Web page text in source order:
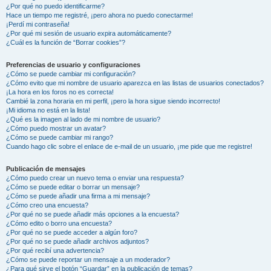
¿Por qué no puedo identificarme?
Hace un tiempo me registré, ¡pero ahora no puedo conectarme!
¡Perdí mi contraseña!
¿Por qué mi sesión de usuario expira automáticamente?
¿Cuál es la función de “Borrar cookies”?
Preferencias de usuario y configuraciones
¿Cómo se puede cambiar mi configuración?
¿Cómo evito que mi nombre de usuario aparezca en las listas de usuarios conectados?
¡La hora en los foros no es correcta!
Cambié la zona horaria en mi perfil, ¡pero la hora sigue siendo incorrecto!
¡Mi idioma no está en la lista!
¿Qué es la imagen al lado de mi nombre de usuario?
¿Cómo puedo mostrar un avatar?
¿Cómo se puede cambiar mi rango?
Cuando hago clic sobre el enlace de e-mail de un usuario, ¡me pide que me registre!
Publicación de mensajes
¿Cómo puedo crear un nuevo tema o enviar una respuesta?
¿Cómo se puede editar o borrar un mensaje?
¿Cómo se puede añadir una firma a mi mensaje?
¿Cómo creo una encuesta?
¿Por qué no se puede añadir más opciones a la encuesta?
¿Cómo edito o borro una encuesta?
¿Por qué no se puede acceder a algún foro?
¿Por qué no se puede añadir archivos adjuntos?
¿Por qué recibí una advertencia?
¿Cómo se puede reportar un mensaje a un moderador?
¿Para qué sirve el botón “Guardar” en la publicación de temas?